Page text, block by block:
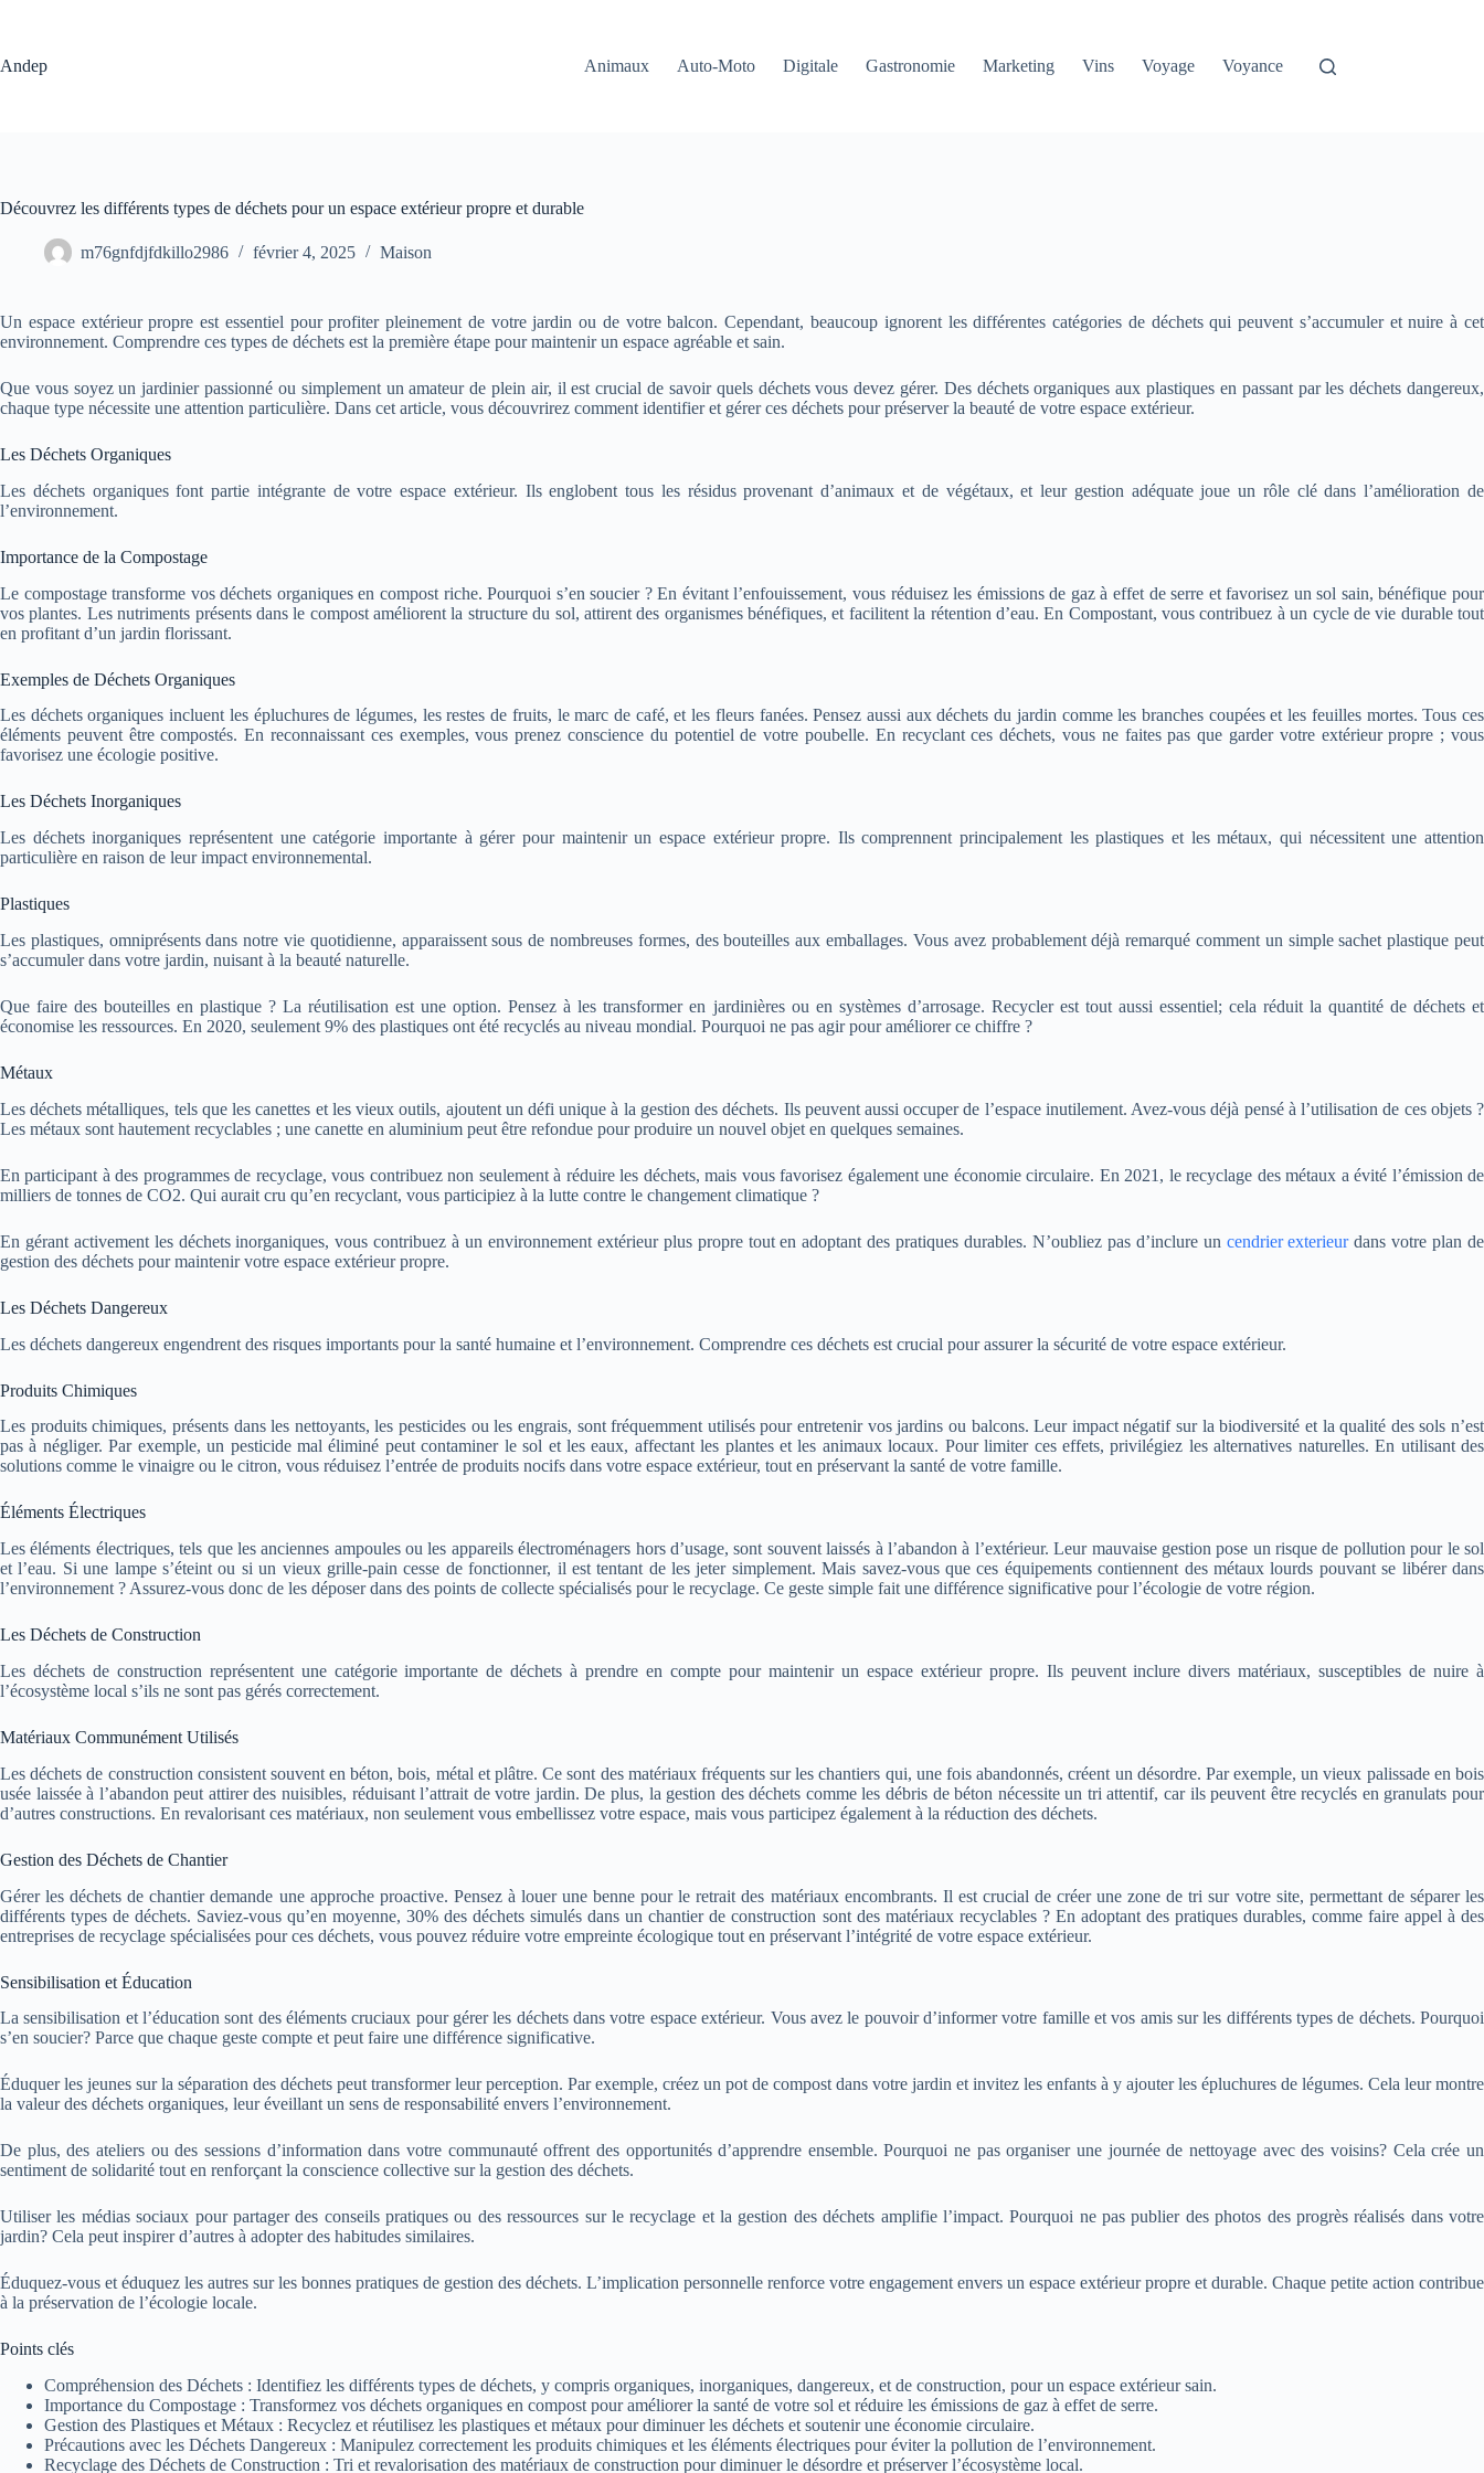
Andep
Animaux Auto-Moto Digitale Gastronomie Marketing Vins Voyage Voyance
Découvrez les différents types de déchets pour un espace extérieur propre et durable
m76gnfdjfdkillo2986 février 4, 2025 Maison
Un espace extérieur propre est essentiel pour profiter pleinement de votre jardin ou de votre balcon. Cependant, beaucoup ignorent les différentes catégories de déchets qui peuvent s’accumuler et nuire à cet
environnement. Comprendre ces types de déchets est la première étape pour maintenir un espace agréable et sain.
Que vous soyez un jardinier passionné ou simplement un amateur de plein air, il est crucial de savoir quels déchets vous devez gérer. Des déchets organiques aux plastiques en passant par les déchets dangereux,
chaque type nécessite une attention particulière. Dans cet article, vous découvrirez comment identifier et gérer ces déchets pour préserver la beauté de votre espace extérieur.
Les Déchets Organiques
Les déchets organiques font partie intégrante de votre espace extérieur. Ils englobent tous les résidus provenant d’animaux et de végétaux, et leur gestion adéquate joue un rôle clé dans l’amélioration de
l’environnement.
Importance de la Compostage
Le compostage transforme vos déchets organiques en compost riche. Pourquoi s’en soucier ? En évitant l’enfouissement, vous réduisez les émissions de gaz à effet de serre et favorisez un sol sain, bénéfique pour
vos plantes. Les nutriments présents dans le compost améliorent la structure du sol, attirent des organismes bénéfiques, et facilitent la rétention d’eau. En Compostant, vous contribuez à un cycle de vie durable tout
en profitant d’un jardin florissant.
Exemples de Déchets Organiques
Les déchets organiques incluent les épluchures de légumes, les restes de fruits, le marc de café, et les fleurs fanées. Pensez aussi aux déchets du jardin comme les branches coupées et les feuilles mortes. Tous ces
éléments peuvent être compostés. En reconnaissant ces exemples, vous prenez conscience du potentiel de votre poubelle. En recyclant ces déchets, vous ne faites pas que garder votre extérieur propre ; vous
favorisez une écologie positive.
Les Déchets Inorganiques
Les déchets inorganiques représentent une catégorie importante à gérer pour maintenir un espace extérieur propre. Ils comprennent principalement les plastiques et les métaux, qui nécessitent une attention
particulière en raison de leur impact environnemental.
Plastiques
Les plastiques, omniprésents dans notre vie quotidienne, apparaissent sous de nombreuses formes, des bouteilles aux emballages. Vous avez probablement déjà remarqué comment un simple sachet plastique peut
s’accumuler dans votre jardin, nuisant à la beauté naturelle.
Que faire des bouteilles en plastique ? La réutilisation est une option. Pensez à les transformer en jardinières ou en systèmes d’arrosage. Recycler est tout aussi essentiel; cela réduit la quantité de déchets et
économise les ressources. En 2020, seulement 9% des plastiques ont été recyclés au niveau mondial. Pourquoi ne pas agir pour améliorer ce chiffre ?
Métaux
Les déchets métalliques, tels que les canettes et les vieux outils, ajoutent un défi unique à la gestion des déchets. Ils peuvent aussi occuper de l’espace inutilement. Avez-vous déjà pensé à l’utilisation de ces objets ?
Les métaux sont hautement recyclables ; une canette en aluminium peut être refondue pour produire un nouvel objet en quelques semaines.
En participant à des programmes de recyclage, vous contribuez non seulement à réduire les déchets, mais vous favorisez également une économie circulaire. En 2021, le recyclage des métaux a évité l’émission de
milliers de tonnes de CO2. Qui aurait cru qu’en recyclant, vous participiez à la lutte contre le changement climatique ?
En gérant activement les déchets inorganiques, vous contribuez à un environnement extérieur plus propre tout en adoptant des pratiques durables. N’oubliez pas d’inclure un cendrier exterieurdans votre plan de
gestion des déchets pour maintenir votre espace extérieur propre.
Les Déchets Dangereux
Les déchets dangereux engendrent des risques importants pour la santé humaine et l’environnement. Comprendre ces déchets est crucial pour assurer la sécurité de votre espace extérieur.
Produits Chimiques
Les produits chimiques, présents dans les nettoyants, les pesticides ou les engrais, sont fréquemment utilisés pour entretenir vos jardins ou balcons. Leur impact négatif sur la biodiversité et la qualité des sols n’est
pas à négliger. Par exemple, un pesticide mal éliminé peut contaminer le sol et les eaux, affectant les plantes et les animaux locaux. Pour limiter ces effets, privilégiez les alternatives naturelles. En utilisant des
solutions comme le vinaigre ou le citron, vous réduisez l’entrée de produits nocifs dans votre espace extérieur, tout en préservant la santé de votre famille.
Éléments Électriques
Les éléments électriques, tels que les anciennes ampoules ou les appareils électroménagers hors d’usage, sont souvent laissés à l’abandon à l’extérieur. Leur mauvaise gestion pose un risque de pollution pour le sol
et l’eau. Si une lampe s’éteint ou si un vieux grille-pain cesse de fonctionner, il est tentant de les jeter simplement. Mais savez-vous que ces équipements contiennent des métaux lourds pouvant se libérer dans
l’environnement ? Assurez-vous donc de les déposer dans des points de collecte spécialisés pour le recyclage. Ce geste simple fait une différence significative pour l’écologie de votre région.
Les Déchets de Construction
Les déchets de construction représentent une catégorie importante de déchets à prendre en compte pour maintenir un espace extérieur propre. Ils peuvent inclure divers matériaux, susceptibles de nuire à
l’écosystème local s’ils ne sont pas gérés correctement.
Matériaux Communément Utilisés
Les déchets de construction consistent souvent en béton, bois, métal et plâtre. Ce sont des matériaux fréquents sur les chantiers qui, une fois abandonnés, créent un désordre. Par exemple, un vieux palissade en bois
usée laissée à l’abandon peut attirer des nuisibles, réduisant l’attrait de votre jardin. De plus, la gestion des déchets comme les débris de béton nécessite un tri attentif, car ils peuvent être recyclés en granulats pour
d’autres constructions. En revalorisant ces matériaux, non seulement vous embellissez votre espace, mais vous participez également à la réduction des déchets.
Gestion des Déchets de Chantier
Gérer les déchets de chantier demande une approche proactive. Pensez à louer une benne pour le retrait des matériaux encombrants. Il est crucial de créer une zone de tri sur votre site, permettant de séparer les
différents types de déchets. Saviez-vous qu’en moyenne, 30% des déchets simulés dans un chantier de construction sont des matériaux recyclables ? En adoptant des pratiques durables, comme faire appel à des
entreprises de recyclage spécialisées pour ces déchets, vous pouvez réduire votre empreinte écologique tout en préservant l’intégrité de votre espace extérieur.
Sensibilisation et Éducation
La sensibilisation et l’éducation sont des éléments cruciaux pour gérer les déchets dans votre espace extérieur. Vous avez le pouvoir d’informer votre famille et vos amis sur les différents types de déchets. Pourquoi
s’en soucier? Parce que chaque geste compte et peut faire une différence significative.
Éduquer les jeunes sur la séparation des déchets peut transformer leur perception. Par exemple, créez un pot de compost dans votre jardin et invitez les enfants à y ajouter les épluchures de légumes. Cela leur montre
la valeur des déchets organiques, leur éveillant un sens de responsabilité envers l’environnement.
De plus, des ateliers ou des sessions d’information dans votre communauté offrent des opportunités d’apprendre ensemble. Pourquoi ne pas organiser une journée de nettoyage avec des voisins? Cela crée un
sentiment de solidarité tout en renforçant la conscience collective sur la gestion des déchets.
Utiliser les médias sociaux pour partager des conseils pratiques ou des ressources sur le recyclage et la gestion des déchets amplifie l’impact. Pourquoi ne pas publier des photos des progrès réalisés dans votre
jardin? Cela peut inspirer d’autres à adopter des habitudes similaires.
Éduquez-vous et éduquez les autres sur les bonnes pratiques de gestion des déchets. L’implication personnelle renforce votre engagement envers un espace extérieur propre et durable. Chaque petite action contribue
à la préservation de l’écologie locale.
Points clés
Compréhension des Déchets : Identifiez les différents types de déchets, y compris organiques, inorganiques, dangereux, et de construction, pour un espace extérieur sain.
Importance du Compostage : Transformez vos déchets organiques en compost pour améliorer la santé de votre sol et réduire les émissions de gaz à effet de serre.
Gestion des Plastiques et Métaux : Recyclez et réutilisez les plastiques et métaux pour diminuer les déchets et soutenir une économie circulaire.
Précautions avec les Déchets Dangereux : Manipulez correctement les produits chimiques et les éléments électriques pour éviter la pollution de l’environnement.
Recyclage des Déchets de Construction : Tri et revalorisation des matériaux de construction pour diminuer le désordre et préserver l’écosystème local.